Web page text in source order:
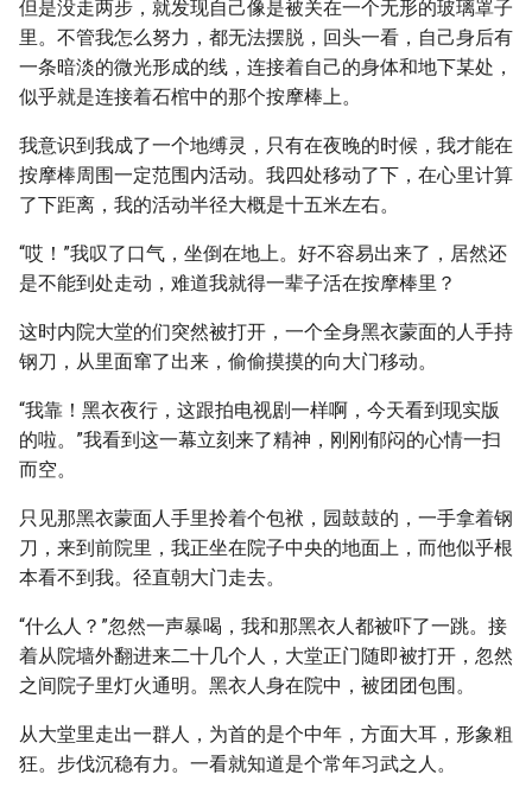
但是没走两步，就发现自己像是被关在一个无形的玻璃罩子
里。不管我怎么努力，都无法摆脱，回头一看，自己身后有
一条暗淡的微光形成的线，连接着自己的身体和地下某处，
似乎就是连接着石棺中的那个按摩棒上。
我意识到我成了一个地缚灵，只有在夜晚的时候，我才能在
按摩棒周围一定范围内活动。我四处移动了下，在心里计算
了下距离，我的活动半径大概是十五米左右。
“哎！”我叹了口气，坐倒在地上。好不容易出来了，居然还
是不能到处走动，难道我就得一辈子活在按摩棒里？
这时内院大堂的们突然被打开，一个全身黑衣蒙面的人手持
钢刀，从里面窜了出来，偷偷摸摸的向大门移动。
“我靠！黑衣夜行，这跟拍电视剧一样啊，今天看到现实版
的啦。”我看到这一幕立刻来了精神，刚刚郁闷的心情一扫
而空。
只见那黑衣蒙面人手里拎着个包袱，园鼓鼓的，一手拿着钢
刀，来到前院里，我正坐在院子中央的地面上，而他似乎根
本看不到我。径直朝大门走去。
“什么人？”忽然一声暴喝，我和那黑衣人都被吓了一跳。接
着从院墙外翻进来二十几个人，大堂正门随即被打开，忽然
之间院子里灯火通明。黑衣人身在院中，被团团包围。
从大堂里走出一群人，为首的是个中年，方面大耳，形象粗
狂。步伐沉稳有力。一看就知道是个常年习武之人。